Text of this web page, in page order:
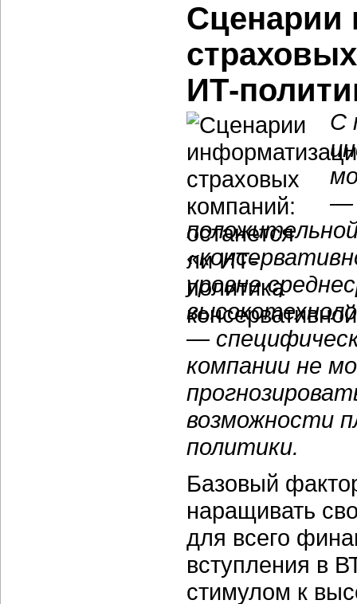
Сценарии
ИТ-
С
—
уровне
—
компании не
возможности
политики.
Базовый
наращивать
для всего
вступления в
стимулом к